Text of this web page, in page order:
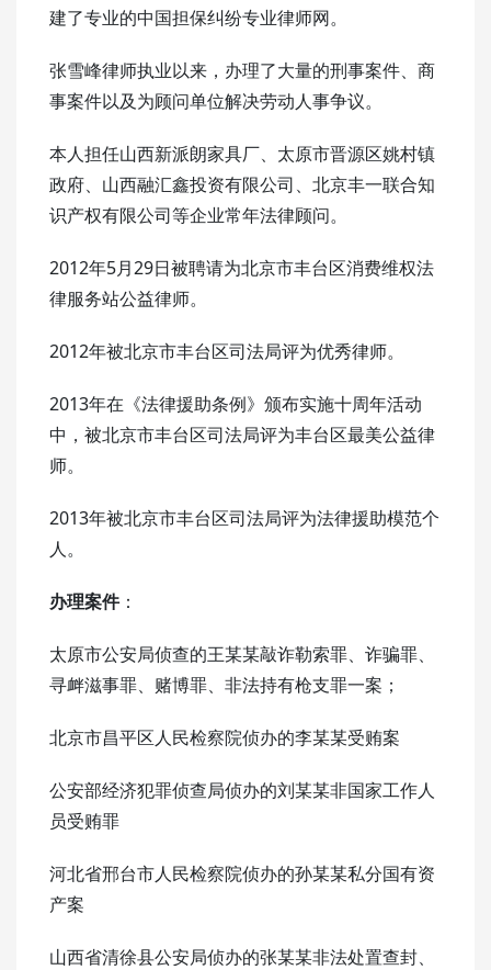
建了专业的中国担保纠纷专业律师网。
张雪峰律师执业以来，办理了大量的刑事案件、商
事案件以及为顾问单位解决劳动人事争议。
本人担任山西新派朗家具厂、太原市晋源区姚村镇
政府、山西融汇鑫投资有限公司、北京丰一联合知
识产权有限公司等企业常年法律顾问。
2012年5月29日被聘请为北京市丰台区消费维权法
律服务站公益律师。
2012年被北京市丰台区司法局评为优秀律师。
2013年在《法律援助条例》颁布实施十周年活动
中，被北京市丰台区司法局评为丰台区最美公益律
师。
2013年被北京市丰台区司法局评为法律援助模范个
人。
办理案件：
太原市公安局侦查的王某某敲诈勒索罪、诈骗罪、
寻衅滋事罪、赌博罪、非法持有枪支罪一案；
北京市昌平区人民检察院侦办的李某某受贿案
公安部经济犯罪侦查局侦办的刘某某非国家工作人
员受贿罪
河北省邢台市人民检察院侦办的孙某某私分国有资
产案
山西省清徐县公安局侦办的张某某非法处置查封、